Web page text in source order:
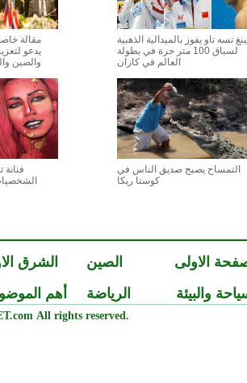
تسه تاو يفوز بالميدالية الذهبية
لسباق 100 متر حرة في بطولة
العالم في كازان
مقالة
يدعو
والصين
التمساح يصبح صديق الناس في
كوستا ريكا
الاولى الصين الشرق
والبيئة
الرياضة أهم
All rights reserved.